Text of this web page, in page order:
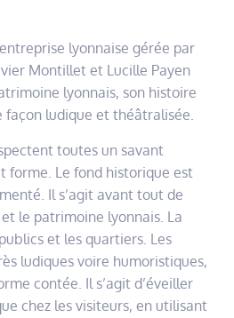
lyonnaise gérée par
Montillet et Lucille Payen
lyonnais, son histoire
façon ludique et théâtralisée.
toutes un savant
forme. Le fond historique est
Il s’agit avant tout de
le patrimoine lyonnais. La
et les quartiers. Les
ludiques voire humoristiques,
contée. Il s’agit d’éveiller
chez les visiteurs, en utilisant